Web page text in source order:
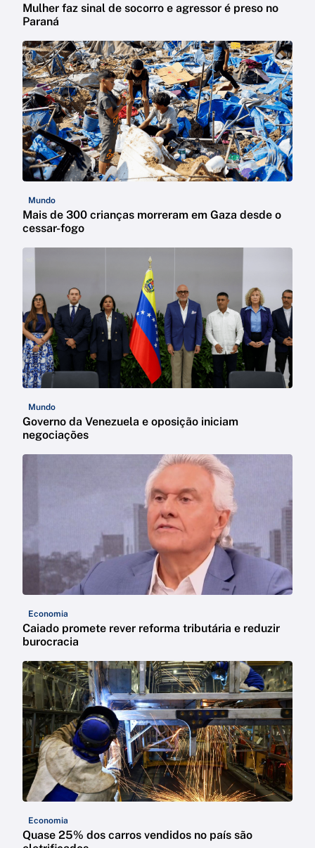
Mulher faz sinal de socorro e agressor é preso no
Paraná
Mundo
Mais de 300 crianças morreram em Gaza desde o
cessar-fogo
Mundo
Governo da Venezuela e oposição iniciam
negociações
Economia
Caiado promete rever reforma tributária e reduzir
burocracia
Economia
Quase 25% dos carros vendidos no país são